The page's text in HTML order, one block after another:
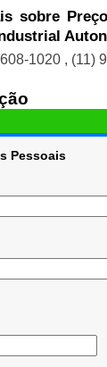
sobre
1020 , (11)
Pessoais